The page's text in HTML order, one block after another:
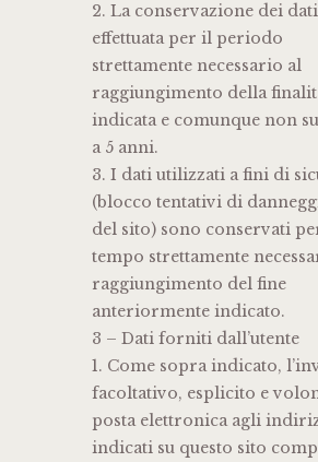
2. La conservazione dei
effettuata per il periodo
strettamente necessario al
raggiungimento della
indicata e comunque non
a 5 anni.
3. I dati utilizzati a fini di
(blocco tentativi di
del sito) sono conservati
tempo strettamente
raggiungimento del fine
anteriormente indicato.
3 – Dati forniti dall’utente
1. Come sopra indicato,
facoltativo, esplicito e
posta elettronica agli
indicati su questo sito